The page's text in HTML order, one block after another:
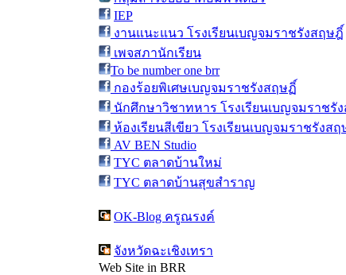
IEP
งานแนะแนว โรงเรียนเบญจมราชรังสฤษฎิ์
เพจสภานักเรียน
To be number one brr
กองร้อยพิเศษเบญจมราชรังสฤษฏิ์
นักศึกษาวิชาทหาร โรงเรียนเบญจมราชรั
ห้องเรียนสีเขียว โรงเรียนเบญจมราชรังสฤ
AV BEN Studio
TYC ตลาดบ้านใหม่
TYC ตลาดบ้านสุขสำราญ
OK-Blog ครูณรงค์
จังหวัดฉะเชิงเทรา
Web Site in BRR